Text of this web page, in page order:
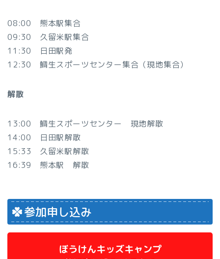
08:00 熊本駅集合
09:30 久留米駅集合
11:30 日田駅発
12:30 鯛生スポーツセンター集合（現地集合）
解散
13:00 鯛生スポーツセンター 現地解散
14:00 日田駅解散
15:33 久留米駅解散
16:39 熊本駅 解散
参加申し込み
ぼうけんキッズキャンプ